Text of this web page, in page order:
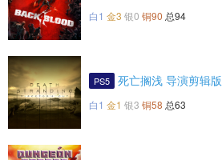
白1 金3 银0 铜90 总94
PS5 死亡搁浅 导演剪辑版
白1 金1 银3 铜58 总63